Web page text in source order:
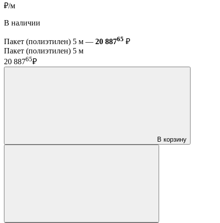
₽/м
В наличии
Пакет (полиэтилен) 5 м — 20 88765 ₽
Пакет (полиэтилен) 5 м
20 88765₽
В корзину